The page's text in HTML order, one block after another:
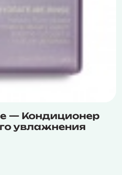
— Кондиционер
увлажнения